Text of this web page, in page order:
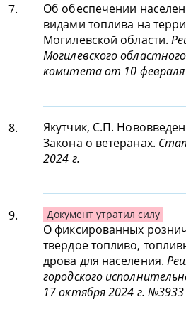
7.
Об обеспечении
видами топлива на
Могилевской области.
Могилевского
комитета от 10
8.
Якутчик, С.П.
Закона о ветеранах.
2024 г.
9. Документ утратил силу
О фиксированных
твердое топливо,
дрова для населения.
городского
17 октября 2024 г. №3933